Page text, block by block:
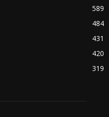
589
484
431
420
319